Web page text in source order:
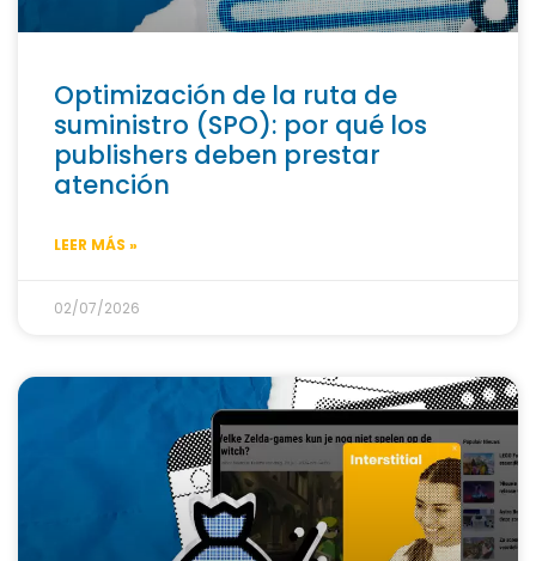
Optimización de la ruta de
suministro (SPO): por qué los
publishers deben prestar
atención
LEER MÁS »
02/07/2026